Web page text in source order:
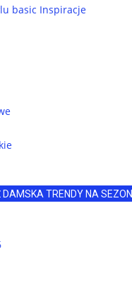
basic Inspiracje
DAMSKA TRENDY NA SEZON